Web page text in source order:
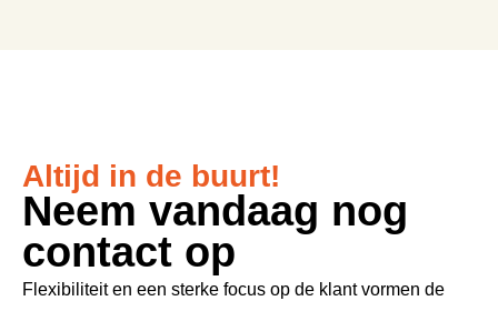
Altijd in de buurt!
Neem vandaag nog
contact op
Flexibiliteit en een sterke focus op de klant vormen de